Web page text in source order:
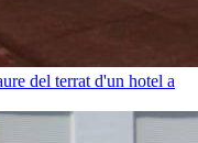
del terrat d'un hotel a